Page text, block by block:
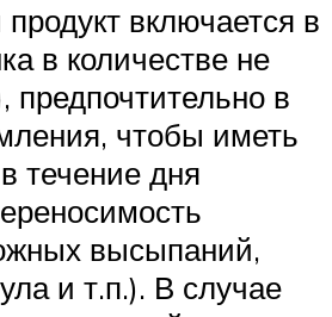
включается в
в количестве не
предпочтительно в
чтобы иметь
течение дня
высыпаний,
и т.п.). В случае